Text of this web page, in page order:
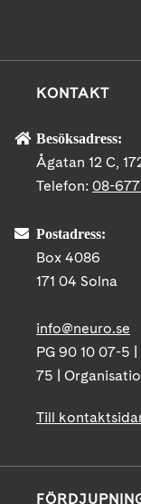
KONTAKT
Besöksadress:
Ågatan 12 C,
Telefon: 08-
Postadress:
Box 4086
171 04 Solna
info@neuro.se
PG 90 10 07-5
75 |
Till